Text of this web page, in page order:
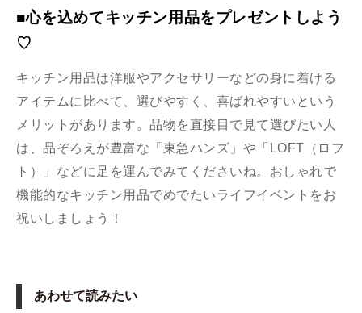
■心を込めてキッチン用品をプレゼントしよう
♡
キッチン用品は洋服やアクセサリーなどの身に着ける
アイテムに比べて、選びやすく、喜ばれやすいという
メリットがあります。品物を直接目で見て選びたい人
は、品ぞろえが豊富な「東急ハンズ」や「LOFT（ロフ
ト）」などに足を運んでみてくださいね。おしゃれで
機能的なキッチン用品でめでたいライフイベントをお
祝いしましょう！
あわせて読みたい